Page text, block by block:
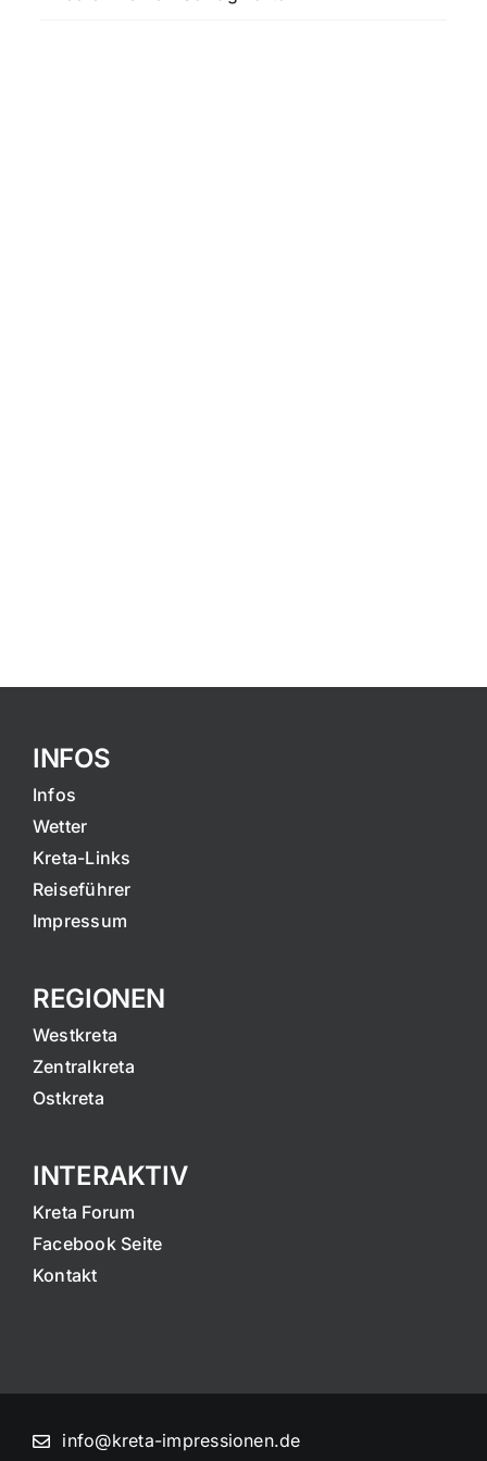
INFOS
Infos
Wetter
Kreta-Links
Reiseführer
Impressum
REGIONEN
Westkreta
Zentralkreta
Ostkreta
INTERAKTIV
Kreta Forum
Facebook Seite
Kontakt
info@kreta-impressionen.de